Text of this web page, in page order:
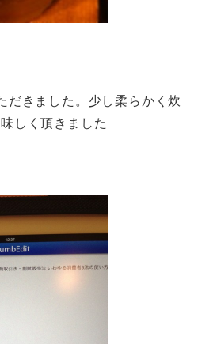
だきました。少し柔らかく炊
しく頂きました